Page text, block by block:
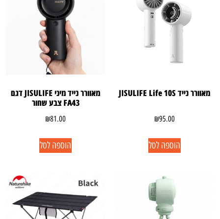
מאוורר נייד JISULIFE Life 10S
₪95.00
הוספה לסל
מאוורר נייד מיני JISULIFE דגם
FA43 צבע שחור
₪81.00
הוספה לסל